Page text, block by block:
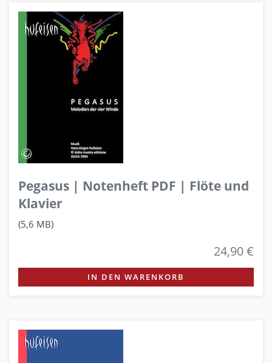
Pegasus | Notenheft PDF | Flöte und
Klavier
(5,6 MB)
24,90 €
IN DEN WARENKORB